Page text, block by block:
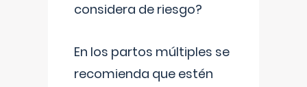
considera de riesgo?
En los partos múltiples se
recomienda que estén